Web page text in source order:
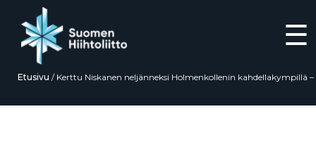
☰
Etusivu / Kerttu Niskanen neljänneksi Holmenkollenin kahdellakympillä –